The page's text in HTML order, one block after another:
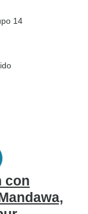
14
con